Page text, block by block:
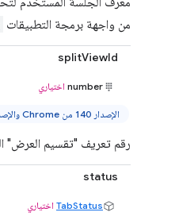
من واجهة برمجة التطبيقات
splitViewId
number اختياري
الإصدار 140 من Chrome والإصدارات الأحدث
رقم تعريف "تقسيم العرض"
status
TabStatus اختياري